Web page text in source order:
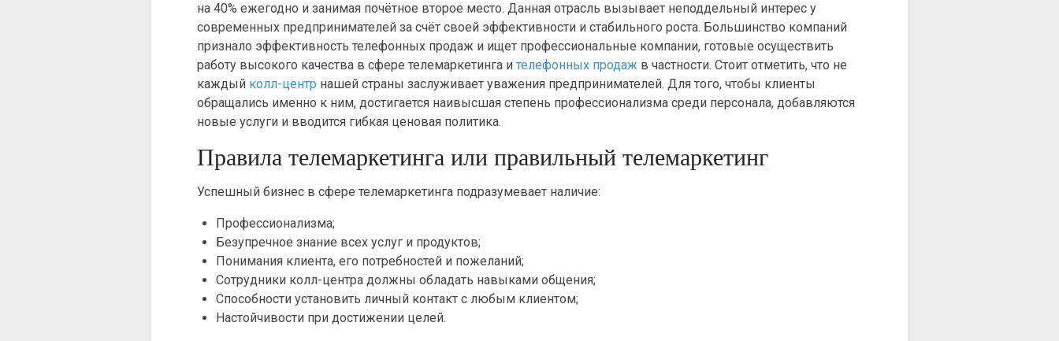
на 40% ежегодно и занимая почётное второе место. Данная отрасль вызывает неподдельный интерес у
современных предпринимателей за счёт своей эффективности и стабильного роста. Большинство компаний
признало эффективность телефонных продаж и ищет профессиональные компании, готовые осуществить
работу высокого качества в сфере телемаркетинга и телефонных продаж в частности. Стоит отметить, что не
каждый колл-центр нашей страны заслуживает уважения предпринимателей. Для того, чтобы клиенты
обращались именно к ним, достигается наивысшая степень профессионализма среди персонала, добавляются
новые услуги и вводится гибкая ценовая политика.
Правила телемаркетинга или правильный телемаркетинг
Успешный бизнес в сфере телемаркетинга подразумевает наличие:
Профессионализма;
Безупречное знание всех услуг и продуктов;
Понимания клиента, его потребностей и пожеланий;
Сотрудники колл-центра должны обладать навыками общения;
Способности установить личный контакт с любым клиентом;
Настойчивости при достижении целей.